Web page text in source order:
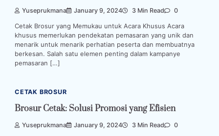
Yuseprukmana January 9, 2024 3 Min Read 0
Cetak Brosur yang Memukau untuk Acara Khusus Acara
khusus memerlukan pendekatan pemasaran yang unik dan
menarik untuk menarik perhatian peserta dan membuatnya
berkesan. Salah satu elemen penting dalam kampanye
pemasaran […]
CETAK BROSUR
Brosur Cetak: Solusi Promosi yang Efisien
Yuseprukmana January 9, 2024 3 Min Read 0